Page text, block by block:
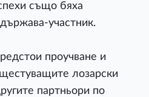
също бяха
участник.
проучване и
лозарски
партньори по